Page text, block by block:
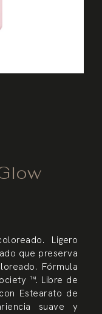
Ligero
que preserva
Fórmula
™. Libre de
Estearato de
suave y